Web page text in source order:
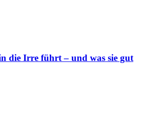
die Irre führt – und was sie gut